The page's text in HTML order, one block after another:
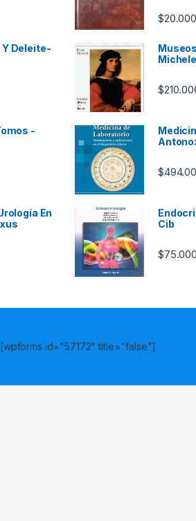
Y Deleite-
-
En
$20.000
$
$
Cib
$75.000
[wpforms id="57172" title="false"]